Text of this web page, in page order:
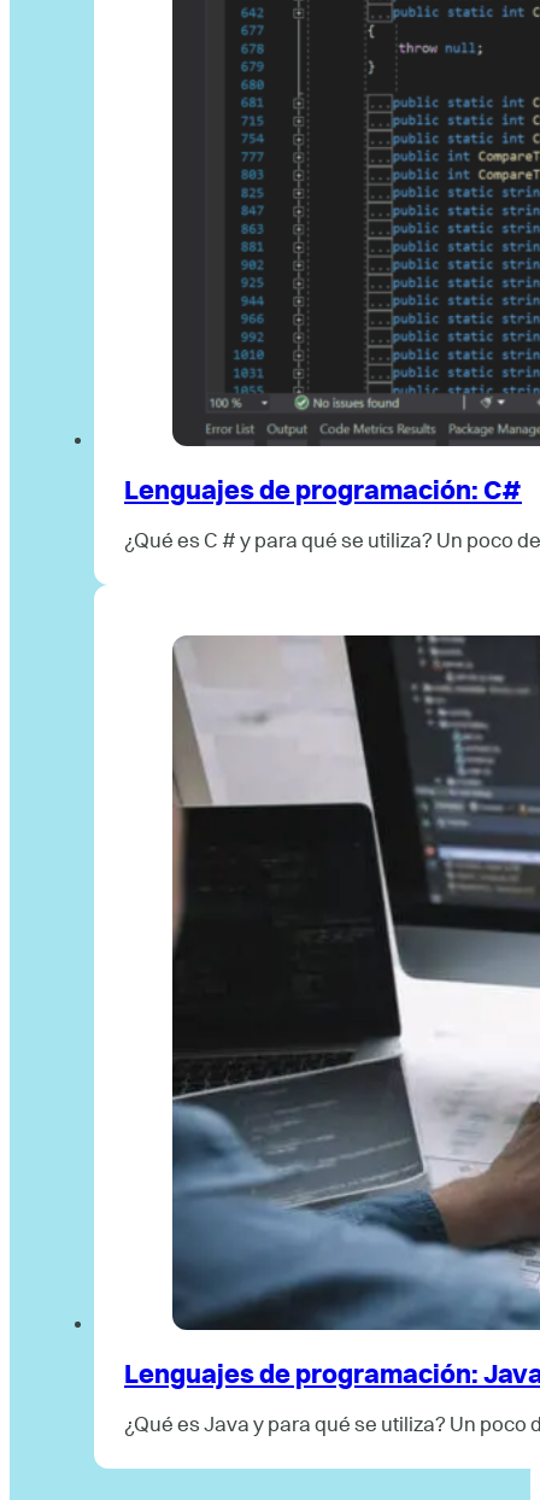
Lenguajes de programación: C#
¿Qué es C # y para qué se utiliza? Un poco
Lenguajes de programación:
¿Qué es Java y para qué se utiliza? Un